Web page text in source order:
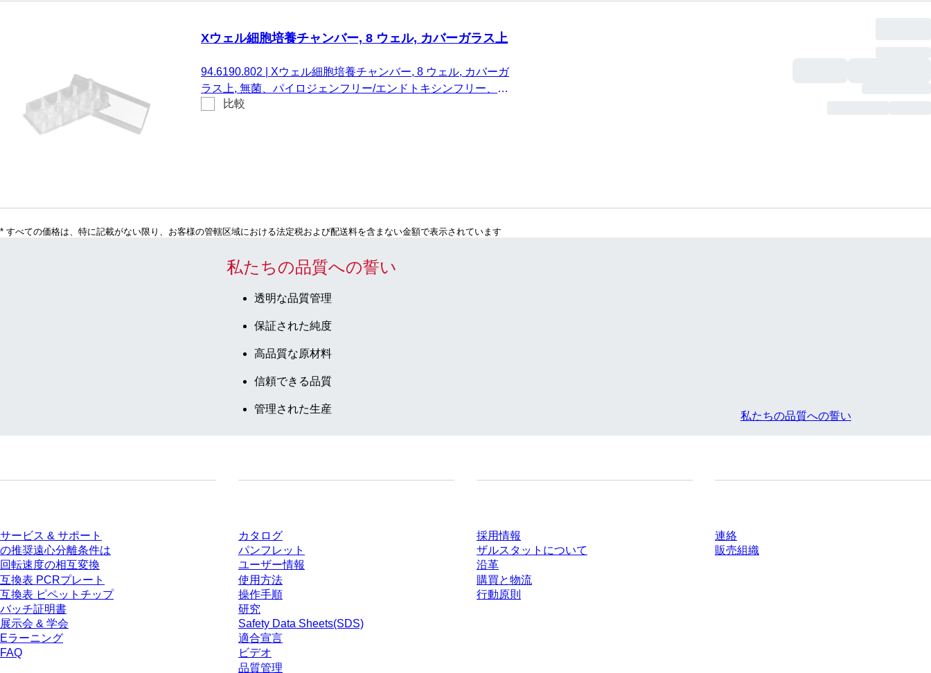
Xウェル細胞培養チャンバー, 8 ウェル, カバーガラス上
94.6190.802
Xウェル細胞培養チャンバー, 8 ウェル, カバーガ
ラス上, 無菌、パイロジェンフリー/エンドトキシンフリー、非
細胞毒性, 6 個/ブリスター
比較
* すべての価格は、特に記載がない限り、お客様の管轄区域における法定税および配送料を含まない金額で表示されています
私たちの品質への誓い
透明な品質管理
保証された純度
高品質な原材料
信頼できる品質
管理された生産
私たちの品質への誓い
サービス & サポート
の推奨遠心分離条件は
回転速度の相互変換
互換表 PCRプレート
互換表 ピペットチップ
バッチ証明書
展示会 & 学会
Eラーニング
FAQ
カタログ
パンフレット
ユーザー情報
使用方法
操作手順
研究
Safety Data Sheets(SDS)
適合宣言
ビデオ
品質管理
採用情報
ザルスタットについて
沿革
購買と物流
行動原則
連絡
販売組織